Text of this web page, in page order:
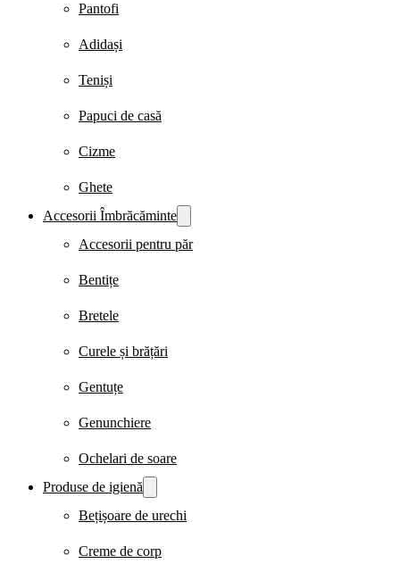
Pantofi
Adidași
Teniși
Papuci de casă
Cizme
Ghete
Accesorii Îmbrăcăminte
Accesorii pentru păr
Bentițe
Bretele
Curele și brățări
Gentuțe
Genunchiere
Ochelari de soare
Produse de igienă
Bețișoare de urechi
Creme de corp